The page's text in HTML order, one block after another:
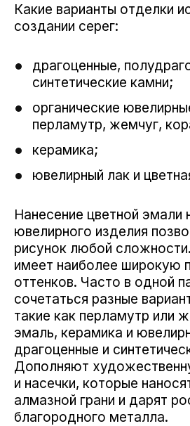
Какие варианты отделки
создании серег:
драгоценные,
синтетические камни;
органические
перламутр, жемчуг,
керамика;
ювелирный лак и
Нанесение цветной эмали
ювелирного изделия
рисунок любой
имеет наиболее широкую
оттенков. Часто в одной
сочетаться разные
такие как перламутр или
эмаль, керамика и
драгоценные и
Дополняют
и насечки, которые
алмазной грани и дарят
благородного металла.